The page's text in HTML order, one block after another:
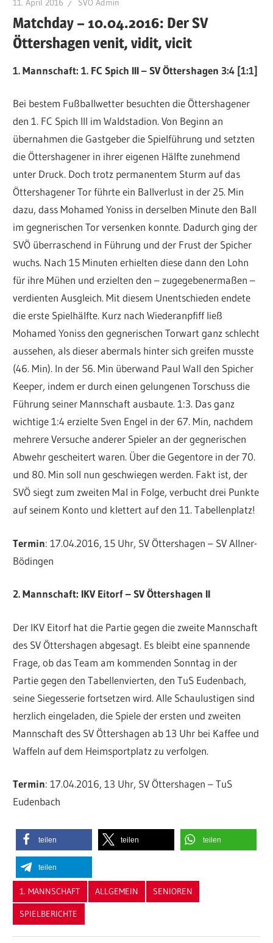
11. April 2016 SVÖ Admin
Matchday – 10.04.2016: Der SV
Öttershagen venit, vidit, vicit
1. Mannschaft: 1. FC Spich III – SV Öttershagen 3:4 [1:1]
Bei bestem Fußballwetter besuchten die Öttershagener
den 1. FC Spich III im Waldstadion. Von Beginn an
übernahmen die Gastgeber die Spielführung und setzten
die Öttershagener in ihrer eigenen Hälfte zunehmend
unter Druck. Doch trotz permanentem Sturm auf das
Öttershagener Tor führte ein Ballverlust in der 25. Min
dazu, dass Mohamed Yoniss in derselben Minute den Ball
im gegnerischen Tor versenken konnte. Dadurch ging der
SVÖ überraschend in Führung und der Frust der Spicher
wuchs. Nach 15 Minuten erhielten diese dann den Lohn
für ihre Mühen und erzielten den – zugegebenermaßen –
verdienten Ausgleich. Mit diesem Unentschieden endete
die erste Spielhälfte. Kurz nach Wiederanpfiff ließ
Mohamed Yoniss den gegnerischen Torwart ganz schlecht
aussehen, als dieser abermals hinter sich greifen musste
(46. Min). In der 56. Min überwand Paul Wall den Spicher
Keeper, indem er durch einen gelungenen Torschuss die
Führung seiner Mannschaft ausbaute. 1:3. Das ganz
wichtige 1:4 erzielte Sven Engel in der 67. Min, nachdem
mehrere Versuche anderer Spieler an der gegnerischen
Abwehr gescheitert waren. Über die Gegentore in der 70.
und 80. Min soll nun geschwiegen werden. Fakt ist, der
SVÖ siegt zum zweiten Mal in Folge, verbucht drei Punkte
auf seinem Konto und klettert auf den 11. Tabellenplatz!
Termin: 17.04.2016, 15 Uhr, SV Öttershagen – SV Allner-
Bödingen
2. Mannschaft: IKV Eitorf – SV Öttershagen II
Der IKV Eitorf hat die Partie gegen die zweite Mannschaft
des SV Öttershagen abgesagt. Es bleibt eine spannende
Frage, ob das Team am kommenden Sonntag in der
Partie gegen den Tabellenvierten, den TuS Eudenbach,
seine Siegesserie fortsetzen wird. Alle Schaulustigen sind
herzlich eingeladen, die Spiele der ersten und zweiten
Mannschaft des SV Öttershagen ab 13 Uhr bei Kaffee und
Waffeln auf dem Heimsportplatz zu verfolgen.
Termin: 17.04.2016, 13 Uhr, SV Öttershagen – TuS
Eudenbach
teilen teilen teilen
teilen
1. MANNSCHAFT ALLGEMEIN SENIOREN
SPIELBERICHTE